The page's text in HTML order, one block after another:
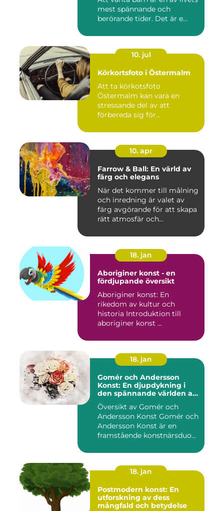
mest spännande och
berörande tider. Det är e...
10. jul
Körkortsfoto i Östermalm
Att ta körkotsfoto
Östermalm kan vara en
stressande del av att
förbereda sig för...
10. apr
Farrow & Ball: En värld av
färg och elegans
När det kommer till målning
och inredning är valet av
färg avgörande för att skapa
rätt atmosfär och...
18. jan
Aboriginer konst - en
fördjupande översikt
Aboriginer konst: En
rikedom av kultur och
historia Introduktion till
aboriginer konst ...
18. jan
Gomér och Andersson
Konst: En djupdykning i
den spännande världen av
konst
Översikt av Gomér och
Andersson Konst Gomér och
Andersson Konst är en
framstående konstnärsduo
18. jan
Postmodern konst: En
utforskning av dess
mångfald och betydelse